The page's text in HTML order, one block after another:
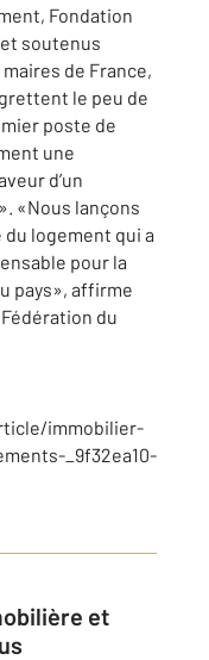
Fondation
soutenus
de France,
le peu de
poste de
une
d’un
«Nous lançons
du logement qui a
pour la
pays», affirme
du
immobilier-
_9f32ea10-